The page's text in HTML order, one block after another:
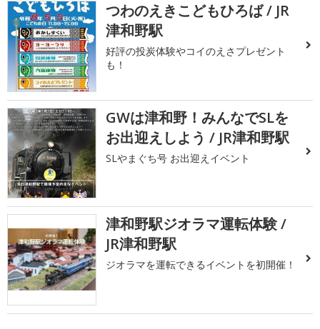
つわのえきこどもひろば / JR
津和野駅
好評の投炭体験やコイのえさプレゼント
も！
GWは津和野！みんなでSLを
お出迎えしよう / JR津和野駅
SLやまぐち号 お出迎えイベント
津和野駅ジオラマ運転体験 /
JR津和野駅
ジオラマを運転できるイベントを初開催！